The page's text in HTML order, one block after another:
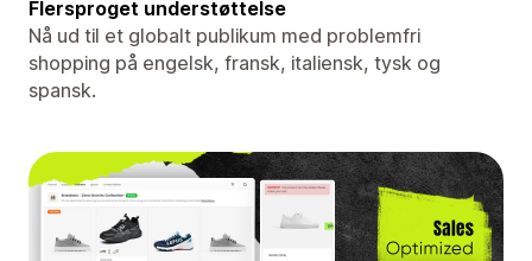
Flersproget understøttelse
Nå ud til et globalt publikum med problemfri
shopping på engelsk, fransk, italiensk, tysk og
spansk.